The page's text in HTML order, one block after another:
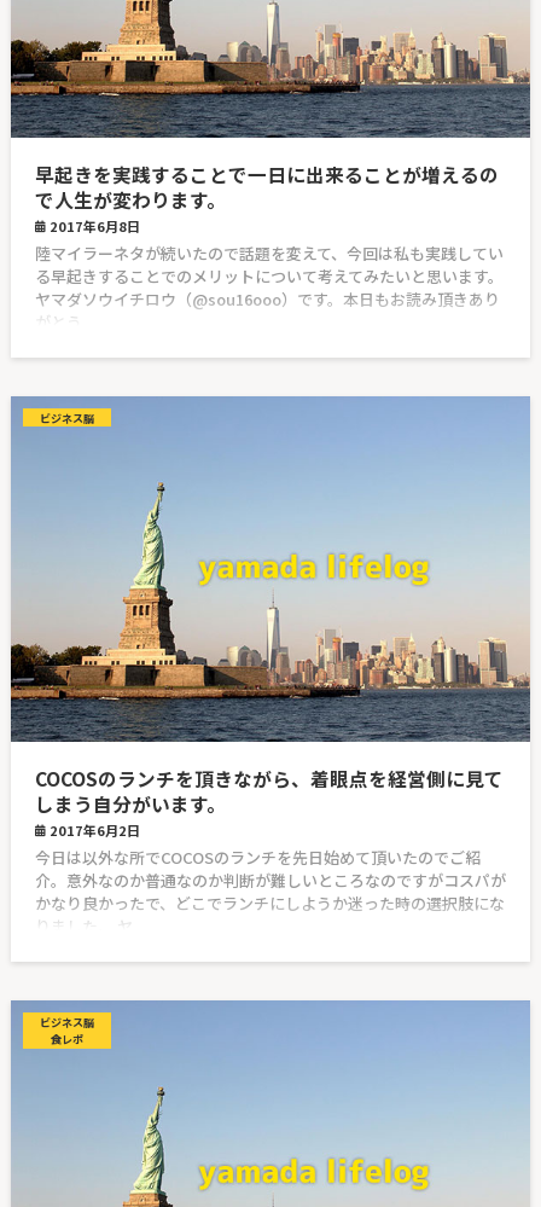
早起きを実践することで一日に出来ることが増えるの
で人生が変わります。
2017年6月8日
陸マイラーネタが続いたので話題を変えて、今回は私も実践してい
る早起きすることでのメリットについて考えてみたいと思います。
ヤマダソウイチロウ（@sou16ooo）です。本日もお読み頂きあり
がとう
ビジネス脳
COCOSのランチを頂きながら、着眼点を経営側に見て
しまう自分がいます。
2017年6月2日
今日は以外な所でCOCOSのランチを先日始めて頂いたのでご紹
介。意外なのか普通なのか判断が難しいところなのですがコスパが
かなり良かったで、どこでランチにしようか迷った時の選択肢にな
りました。 ヤ
ビジネス脳
食レポ